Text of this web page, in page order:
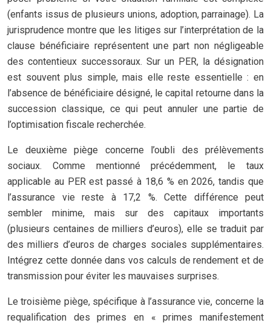
(enfants issus de plusieurs unions, adoption, parrainage). La
jurisprudence montre que les litiges sur l’interprétation de la
clause bénéficiaire représentent une part non négligeable
des contentieux successoraux. Sur un PER, la désignation
est souvent plus simple, mais elle reste essentielle : en
l’absence de bénéficiaire désigné, le capital retourne dans la
succession classique, ce qui peut annuler une partie de
l’optimisation fiscale recherchée.
Le deuxième piège concerne l’oubli des prélèvements
sociaux. Comme mentionné précédemment, le taux
applicable au PER est passé à 18,6 % en 2026, tandis que
l’assurance vie reste à 17,2 %. Cette différence peut
sembler minime, mais sur des capitaux importants
(plusieurs centaines de milliers d’euros), elle se traduit par
des milliers d’euros de charges sociales supplémentaires.
Intégrez cette donnée dans vos calculs de rendement et de
transmission pour éviter les mauvaises surprises.
Le troisième piège, spécifique à l’assurance vie, concerne la
requalification des primes en « primes manifestement